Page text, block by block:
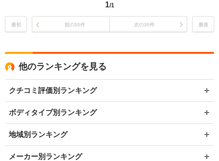
1/1
最初 前の30件 次の30件 最後
他のランキングを見る
クチコミ評価別ランキング
ボディタイプ別ランキング
地域別ランキング
メーカー別ランキング